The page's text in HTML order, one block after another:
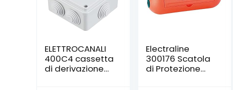
ELETTROCANALI
400C4 cassetta
di derivazione
Electraline
300176 Scatola
di Protezione